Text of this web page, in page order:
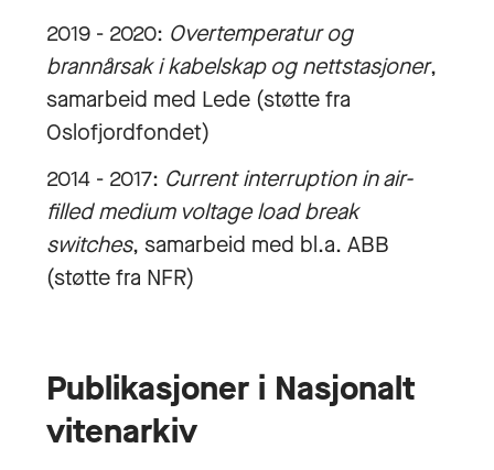
2019 - 2020: Overtemperatur og
brannårsak i kabelskap og nettstasjoner,
samarbeid med Lede (støtte fra
Oslofjordfondet)
2014 - 2017: Current interruption in air-
filled medium voltage load break
switches, samarbeid med bl.a. ABB
(støtte fra NFR)
Publikasjoner i Nasjonalt
vitenarkiv